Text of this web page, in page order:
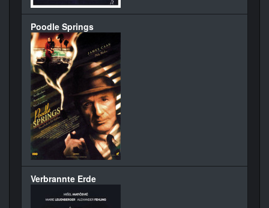
Poodle Springs
Verbrannte Erde